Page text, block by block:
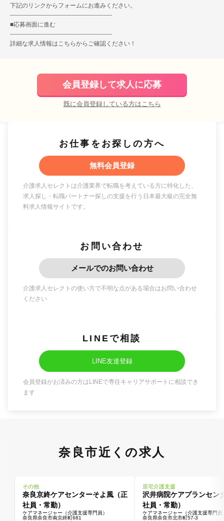
下記のリンクからフォームにお進みください。
---------------------------------------------------
■応募画面に進む
---------------------------------------------------
詳細な求人情報はこちらからご確認ください！
会員登録して求人に応募
既に会員登録している方はこちら
お仕事をお探しの方へ
無料会員登録
介護求人セレクトは介護業界で転職を考えている方に特化した、
求人探し・転職パートナー探しの支援を行う日本最大級の完全無
料求人情報サイトです。
お問い合わせ
メールでのお問い合わせ
介護求人セレクトの使い方で不明な点がある場合はお問い合わせ
ください
LINEで相談
LINE友達登録
会員登録がお済みの方はLINEで専任キャリアサポートに相談でき
ます
奈良市近くの求人
その他
奈良京終ケアセンターそよ風（正
社員・常勤）
ケアマネージャー（介護支援専門員）
奈良県奈良市南京終町681
居宅介護支援
沢井病院ケアプランセン
社員・常勤）
ケアマネージャー（介護支援専門員
奈良県奈良市北市町57-3